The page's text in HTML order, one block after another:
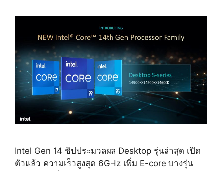
Intel Gen 14 ชิปประมวลผล Desktop รุ่นล่าสุด เปิด
ตัวแล้ว ความเร็วสูงสุด 6GHz เพิ่ม E-core บางรุ่น